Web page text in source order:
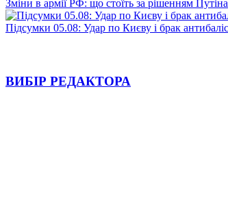
Зміни в армії РФ: що стоїть за рішенням Путіна
Підсумки 05.08: Удар по Києву і брак
ВИБІР РЕДАКТОРА